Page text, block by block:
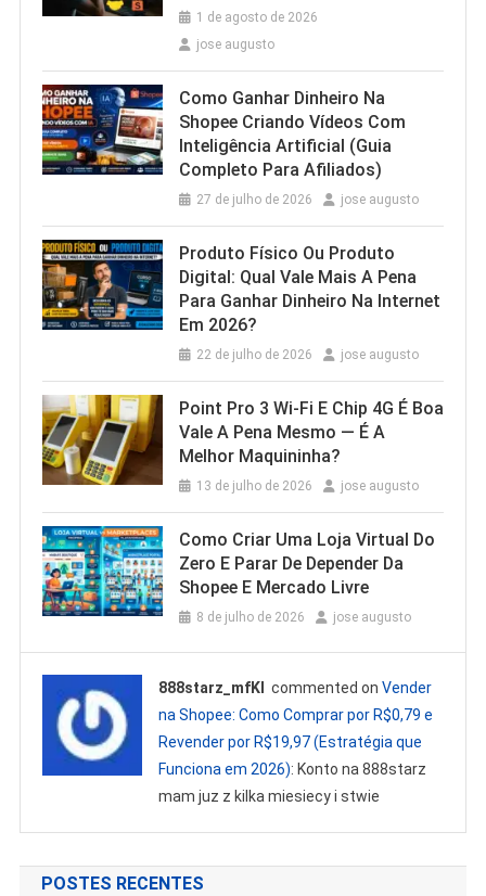
1 de agosto de 2026
jose augusto
Como Ganhar Dinheiro Na
Shopee Criando Vídeos Com
Inteligência Artificial (Guia
Completo Para Afiliados)
27 de julho de 2026 jose augusto
Produto Físico Ou Produto
Digital: Qual Vale Mais A Pena
Para Ganhar Dinheiro Na Internet
Em 2026?
22 de julho de 2026 jose augusto
Point Pro 3 Wi‑Fi E Chip 4G É Boa
Vale A Pena Mesmo — É A
Melhor Maquininha?
13 de julho de 2026 jose augusto
Como Criar Uma Loja Virtual Do
Zero E Parar De Depender Da
Shopee E Mercado Livre
8 de julho de 2026 jose augusto
888starz_mfKl commented onVender
na Shopee: Como Comprar por R$0,79 e
Revender por R$19,97 (Estratégia que
Funciona em 2026): Konto na 888starz
mam juz z kilka miesiecy i stwie
POSTES RECENTES